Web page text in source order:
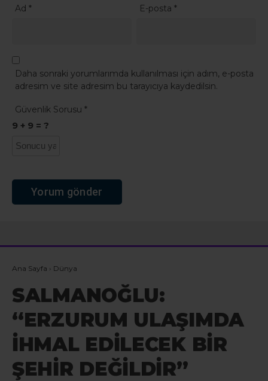
Ad * E-posta*
Daha sonraki yorumlarımda kullanılması için adım, e-posta
adresim ve site adresim bu tarayıcıya kaydedilsin.
Güvenlik Sorusu *
9 + 9 = ?
Ana Sayfa › Dünya
SALMANOĞLU:
“ERZURUM ULAŞIMDA
İHMAL EDİLECEK BİR
ŞEHİR DEĞİLDİR”